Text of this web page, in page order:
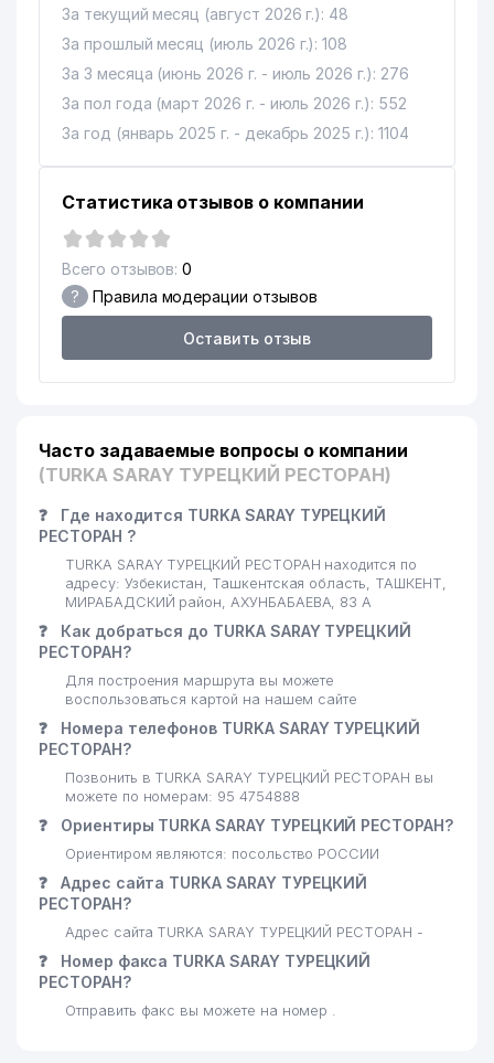
За текущий месяц (август 2026 г.): 48
За прошлый месяц (июль 2026 г.): 108
За 3 месяца (июнь 2026 г. - июль 2026 г.): 276
За пол года (март 2026 г. - июль 2026 г.): 552
За год (январь 2025 г. - декабрь 2025 г.): 1104
Статистика отзывов о компании
Всего отзывов: 0
? Правила модерации отзывов
Оставить отзыв
Часто задаваемые вопросы о компании
(TURKA SARAY ТУРЕЦКИЙ РЕСТОРАН)
❓
Где находится TURKA SARAY ТУРЕЦКИЙ
РЕСТОРАН ?
TURKA SARAY ТУРЕЦКИЙ РЕСТОРАН находится по
адресу: Узбекистан, Ташкентская область, ТАШКЕНТ,
МИРАБАДСКИЙ район, АХУНБАБАЕВА, 83 А
❓
Как добраться до TURKA SARAY ТУРЕЦКИЙ
РЕСТОРАН?
Для построения маршрута вы можете
воспользоваться картой на нашем сайте
❓
Номера телефонов TURKA SARAY ТУРЕЦКИЙ
РЕСТОРАН?
Позвонить в TURKA SARAY ТУРЕЦКИЙ РЕСТОРАН вы
можете по номерам: 95 4754888
❓ Ориентиры TURKA SARAY ТУРЕЦКИЙ РЕСТОРАН?
Ориентиром являются: посольство РОССИИ
❓
Адрес сайта TURKA SARAY ТУРЕЦКИЙ
РЕСТОРАН?
Адрес сайта TURKA SARAY ТУРЕЦКИЙ РЕСТОРАН -
❓
Номер факса TURKA SARAY ТУРЕЦКИЙ
РЕСТОРАН?
Отправить факс вы можете на номер .